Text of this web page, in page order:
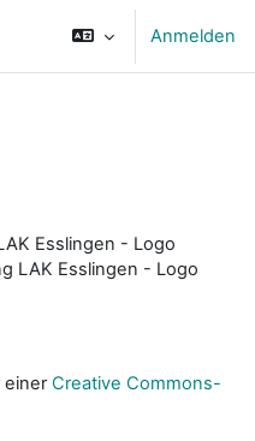
Anmelden
einerCreative Commons-